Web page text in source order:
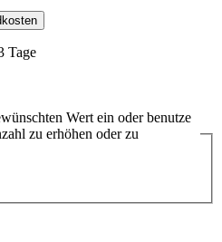
Tage
Wert ein oder benutze
zu erhöhen oder zu